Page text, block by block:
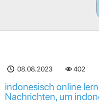
08.08.2023 402
indonesisch online
Nachrichten, um